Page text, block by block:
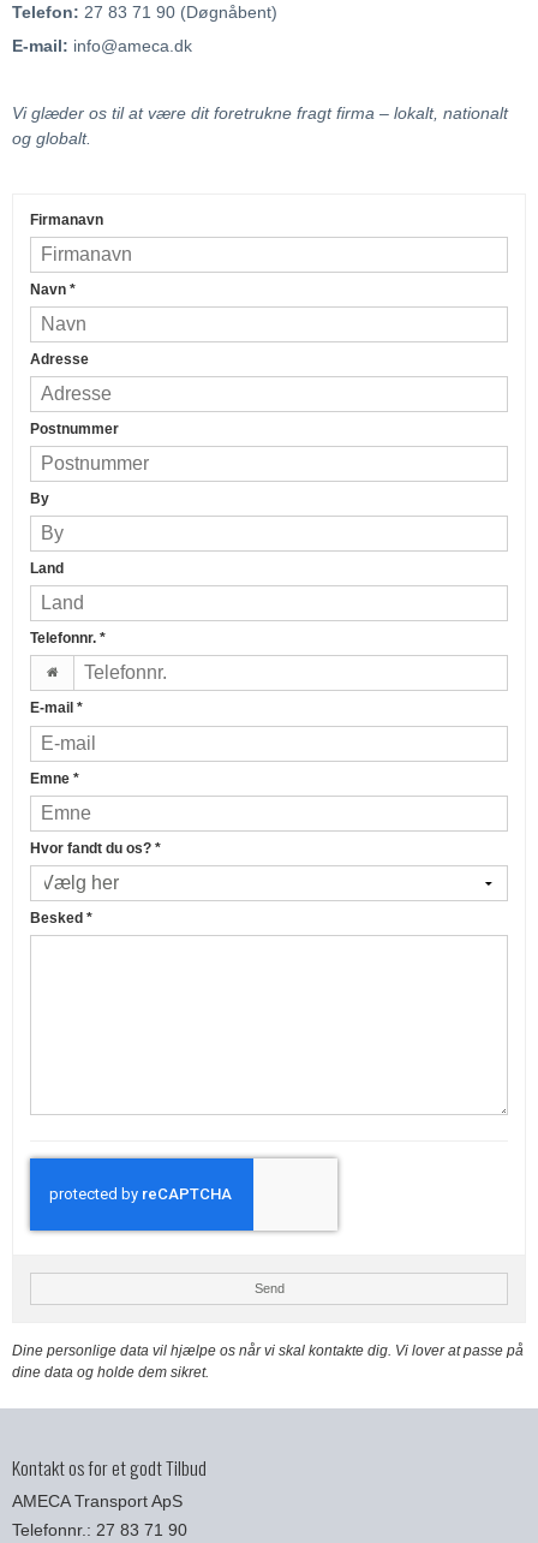
Telefon: 27 83 71 90 (Døgnåbent)
E-mail: info@ameca.dk
Vi glæder os til at være dit foretrukne fragt firma – lokalt, nationalt
og globalt.
Firmanavn
Navn *
Adresse
Postnummer
By
Land
Telefonnr. *
E-mail *
Emne *
Hvor fandt du os? *
Besked *
Send
Dine personlige data vil hjælpe os når vi skal kontakte dig. Vi lover at passe på
dine data og holde dem sikret.
Kontakt os for et godt Tilbud
AMECA Transport ApS
Telefonnr.: 27 83 71 90